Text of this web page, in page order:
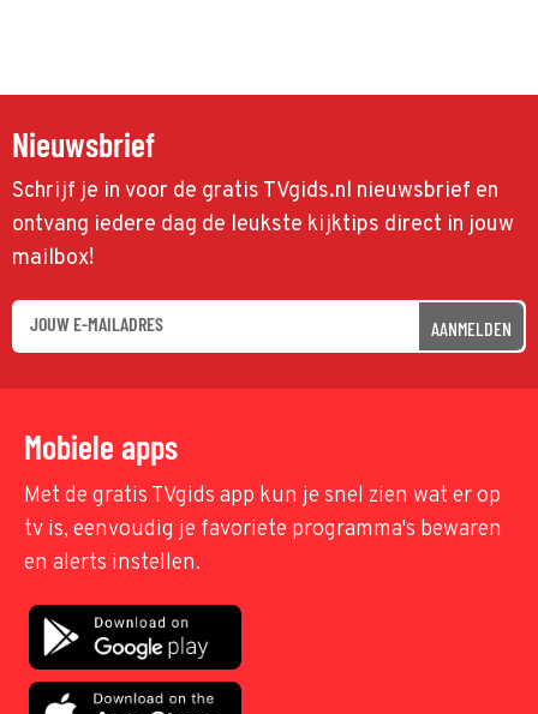
Nieuwsbrief
Schrijf je in voor de gratis TVgids.nl nieuwsbrief en
ontvang iedere dag de leukste kijktips direct in jouw
mailbox!
AANMELDEN
Mobiele apps
Met de gratis TVgids app kun je snel zien wat er op
tv is, eenvoudig je favoriete programma's bewaren
en alerts instellen.